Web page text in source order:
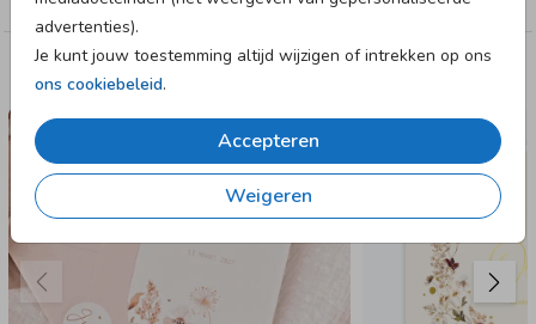
advertenties).
Je kunt jouw toestemming altijd wijzigen of intrekken op ons
ons cookiebeleid.
Accepteren
Weigeren
Deze designs vind je misschien ook leuk
GEBOORTEKAARTJE